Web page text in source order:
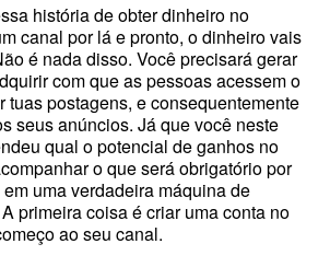
história de obter dinheiro no
canal por lá e pronto, o dinheiro vais
é nada disso. Você precisará gerar
com que as pessoas acessem o
tuas postagens, e consequentemente
seus anúncios. Já que você neste
qual o potencial de ganhos no
o que será obrigatório por
uma verdadeira máquina de
primeira coisa é criar uma conta no
ao seu canal.